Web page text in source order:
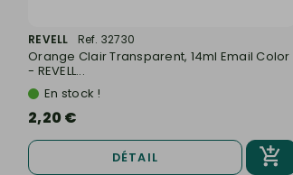
REVELL Ref. 32730
Orange Clair Transparent, 14ml Email Color
- REVELL...
En stock !
2,20 €
DÉTAIL